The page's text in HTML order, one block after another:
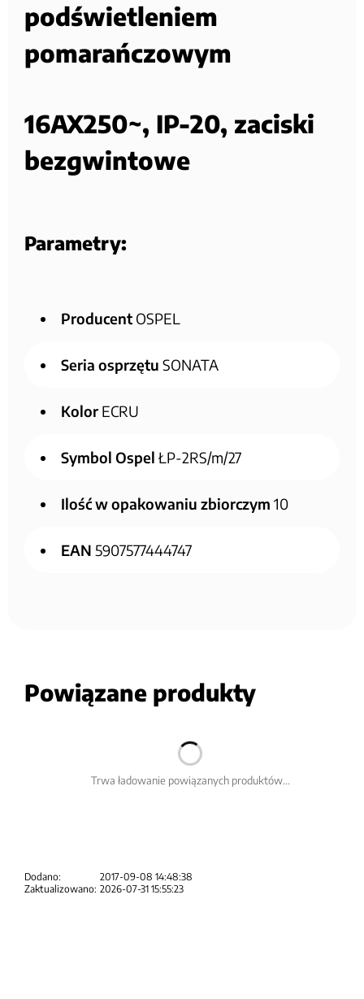
podświetleniem
pomarańczowym
16AX250~, IP-20, zaciski
bezgwintowe
Parametry:
Producent OSPEL
Seria osprzętu SONATA
Kolor ECRU
Symbol Ospel ŁP-2RS/m/27
Ilość w opakowaniu zbiorczym 10
EAN 5907577444747
Powiązane produkty
Trwa ładowanie powiązanych produktów...
Dodano:
2017-09-08 14:48:38
Zaktualizowano: 2026-07-31 15:55:23